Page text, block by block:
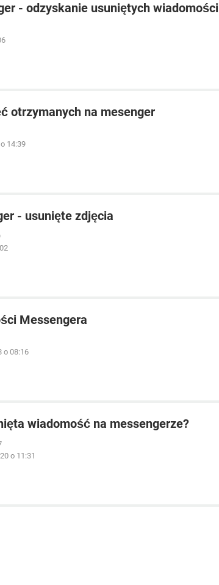
- odzyskanie usuniętych wiadomości
otrzymanych na mesenger
14:39
- usunięte zdjęcia
Messengera
o 08:16
wiadomość na messengerze?
o 11:31